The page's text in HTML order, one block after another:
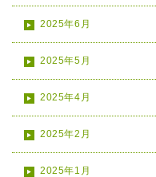
2025年6月
2025年5月
2025年4月
2025年2月
2025年1月